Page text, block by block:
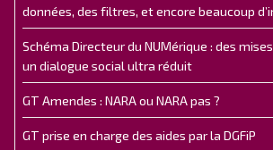
données, des filtres, et encore beaucoup
Schéma Directeur du NUMérique : des
un dialogue social ultra réduit
GT Amendes : NARA ou NARA pas ?
GT prise en charge des aides par la DGFiP